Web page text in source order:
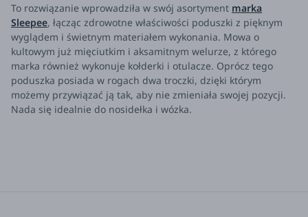
To rozwiązanie wprowadziła w swój asortyment marka
Sleepee, łącząc zdrowotne właściwości poduszki z pięknym
wyglądem i świetnym materiałem wykonania. Mowa o
kultowym już mięciutkim i aksamitnym welurze, z którego
marka również wykonuje kołderki i otulacze. Oprócz tego
poduszka posiada w rogach dwa troczki, dzięki którym
możemy przywiązać ją tak, aby nie zmieniała swojej pozycji.
Nada się idealnie do nosidełka i wózka.